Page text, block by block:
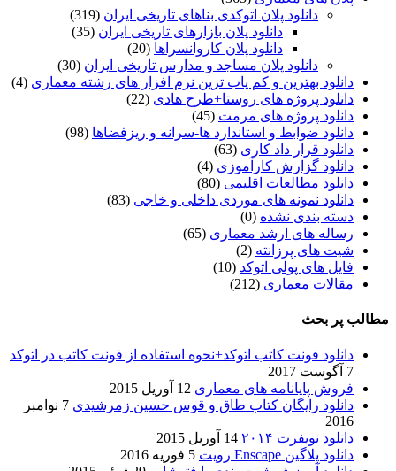
دانلود پلان اتوکدی بناهای تاریخی ایران (319)
دانلود پلان بازارهای تاریخی ایران (35)
دانلود پلان کاروانسراها (20)
دانلود پلان مساجد و مدارس تاریخی ایران (30)
دانلود بهترین و کم یاب ترین نرم افزار های رشته معماری (4)
دانلود پروژه های روستا+طرح هادی (22)
دانلود پروژه های مرمت (45)
دانلود ضوابط و استاندارد ها-سرانه و ریزفضاها (98)
دانلود قرار داد کاری (63)
دانلود گزارش کارآموزی (4)
دانلود مطالعات اقلیمی (80)
دانلود نمونه های موردی داخلی و خاجی (83)
دسته بندی نشده (0)
رساله های ارشد معماری (65)
شیت های پرزانته (2)
فایل های پولی اتوکد (10)
مقالات معماری (212)
مطالب پر بحث
دانلود فونت کاتب اتوکد+نحوه استفاده از فونت کاتب در اتوکد
7 آگوست 2017
فروش پایانامه های معماری 12 آوریل 2015
دانلود رایگان کتاب طاق و قوس حسین زمرشیدی
7 نوامبر
2016
دانلود نویفرت ۲۰۱۴
14 آوریل 2015
دانلود پلاگین Enscape رویت
5 فوریه 2016